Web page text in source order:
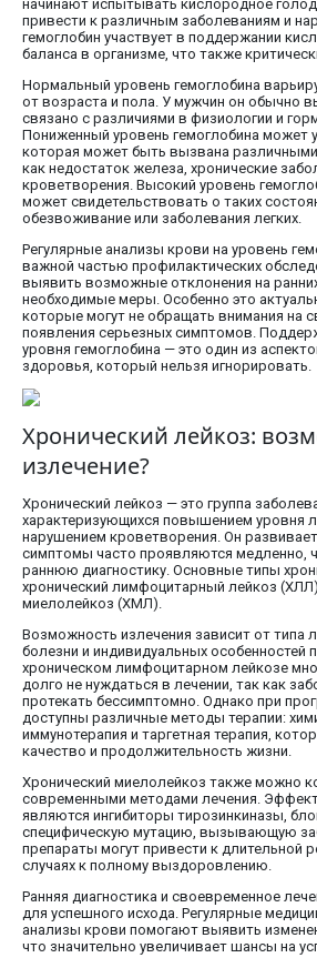
начинают испытывать кислородное
привести к различным заболеваниям и
гемоглобин участвует в поддержании
баланса в организме, что также
Нормальный уровень гемоглобина
от возраста и пола. У мужчин он обычно
связано с различиями в физиологии и
Пониженный уровень гемоглобина может
которая может быть вызвана
как недостаток железа, хронические
кроветворения. Высокий уровень
может свидетельствовать о таких
обезвоживание или заболевания легких.
Регулярные анализы крови на уровень
важной частью профилактических
выявить возможные отклонения на
необходимые меры. Особенно это
которые могут не обращать внимания на
появления серьезных симптомов.
уровня гемоглобина — это один из
здоровья, который нельзя игнорировать.
Хронический лейкоз:
излечение?
Хронический лейкоз — это группа
характеризующихся повышением уровня
нарушением кроветворения. Он
симптомы часто проявляются медленно,
раннюю диагностику. Основные типы
хронический лимфоцитарный лейкоз
миелолейкоз (ХМЛ).
Возможность излечения зависит от типа
болезни и индивидуальных особенностей
хроническом лимфоцитарном лейкозе
долго не нуждаться в лечении, так как
протекать бессимптомно. Однако при
доступны различные методы терапии:
иммунотерапия и таргетная терапия,
качество и продолжительность жизни.
Хронический миелолейкоз также можно
современными методами лечения.
являются ингибиторы тирозинкиназы,
специфическую мутацию, вызывающую
препараты могут привести к длительной
случаях к полному выздоровлению.
Ранняя диагностика и своевременное
для успешного исхода. Регулярные
анализы крови помогают выявить
что значительно увеличивает шансы на